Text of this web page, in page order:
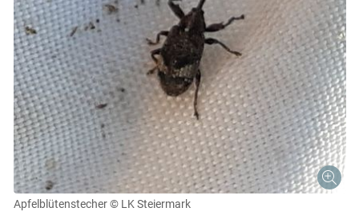
Apfelblütenstecher © LK Steiermark